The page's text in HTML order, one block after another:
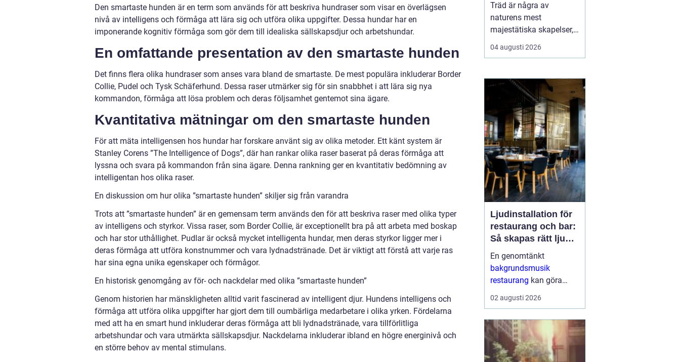
Den smartaste hunden är en term som används för att beskriva hundraser som visar en överlägsen
nivå av intelligens och förmåga att lära sig och utföra olika uppgifter. Dessa hundar har en
imponerande kognitiv förmåga som gör dem till idealiska sällskapsdjur och arbetshundar.
En omfattande presentation av den smartaste hunden
Det finns flera olika hundraser som anses vara bland de smartaste. De mest populära inkluderar Border
Collie, Pudel och Tysk Schäferhund. Dessa raser utmärker sig för sin snabbhet i att lära sig nya
kommandon, förmåga att lösa problem och deras följsamhet gentemot sina ägare.
Kvantitativa mätningar om den smartaste hunden
För att mäta intelligensen hos hundar har forskare använt sig av olika metoder. Ett känt system är
Stanley Corens ”The Intelligence of Dogs”, där han rankar olika raser baserat på deras förmåga att
lyssna och svara på kommandon från sina ägare. Denna rankning ger en kvantitativ bedömning av
intelligentan hos olika raser.
En diskussion om hur olika ”smartaste hunden” skiljer sig från varandra
Trots att ”smartaste hunden” är en gemensam term används den för att beskriva raser med olika typer
av intelligens och styrkor. Vissa raser, som Border Collie, är exceptionellt bra på att arbeta med boskap
och har stor uthållighet. Pudlar är också mycket intelligenta hundar, men deras styrkor ligger mer i
deras förmåga att utföra konstnummer och vara lydnadstränade. Det är viktigt att förstå att varje ras
har sina egna unika egenskaper och förmågor.
En historisk genomgång av för- och nackdelar med olika ”smartaste hunden”
Genom historien har mänskligheten alltid varit fascinerad av intelligent djur. Hundens intelligens och
förmåga att utföra olika uppgifter har gjort dem till oumbärliga medarbetare i olika yrken. Fördelarna
med att ha en smart hund inkluderar deras förmåga att bli lydnadstränade, vara tillförlitliga
arbetshundar och vara utmärkta sällskapsdjur. Nackdelarna inkluderar ibland en högre energinivå och
en större behov av mental stimulans.
Träd är några av
naturens mest
majestätiska skapelser,
och deras årliga
växande lager kan
historia och omgivning.
04 augusti 2026
Ljudinstallation för
restaurang och bar:
Så skapas rätt ljud
för mat, dryck och
stämning
En genomtänkt
bakgrundsmusik
restaurang kan göra
skillnaden mellan en
lokal som gästerna
plats där de g&aum...
02 augusti 2026